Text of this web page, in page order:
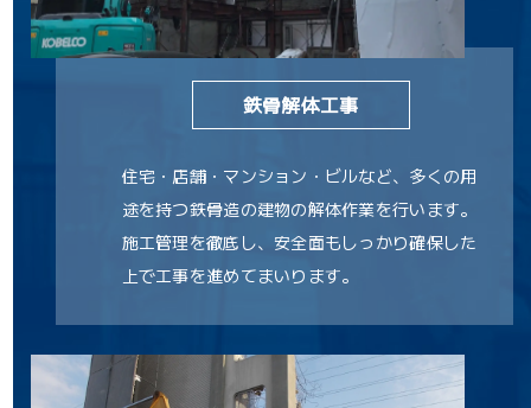
鉄骨解体工事
住宅・店舗・マンション・ビルなど、多くの用
途を持つ鉄骨造の建物の解体作業を行います。
施工管理を徹底し、安全面もしっかり確保した
上で工事を進めてまいります。